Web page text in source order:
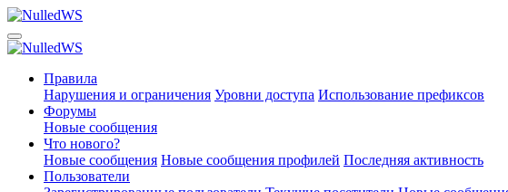
Правила
Нарушения и ограничения Уровни доступа Использование префиксов
Форумы
Новые сообщения
Что нового?
Новые сообщения Новые сообщения профилей Последняя активность
Пользователи